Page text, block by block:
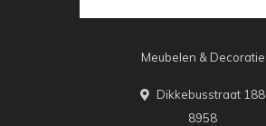
Meubelen & Decoratie
Dikkebusstraat 188
8958